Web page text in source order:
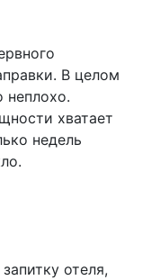
В целом
неплохо.
хватает
недель
отеля,